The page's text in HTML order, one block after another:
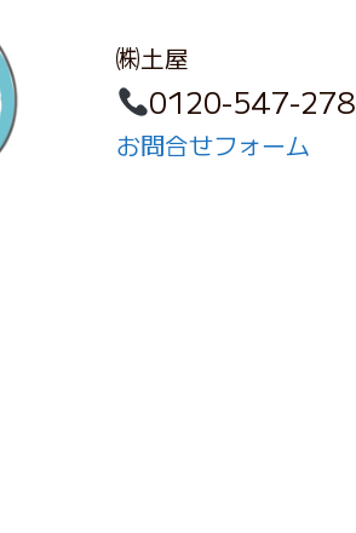
㈱土屋
0120-547-278
お問合せフォーム